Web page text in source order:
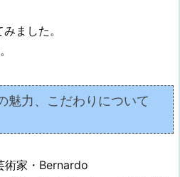
ました。
魅力、こだわりについて
術家・Bernardo